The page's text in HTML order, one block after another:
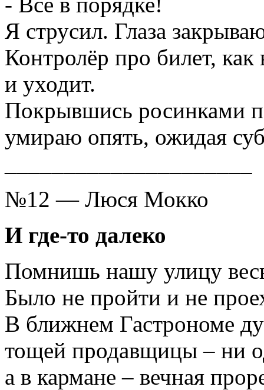
Я струсил. Глаза
Контролёр про билет, как
и уходит.
Покрывшись росинками
умираю опять, ожидая
№12 — Люся Мокко
И где-то далеко
Помнишь нашу улицу
Было не пройти и не
В ближнем Гастрономе
тощей продавщицы – ни
а в кармане – вечная